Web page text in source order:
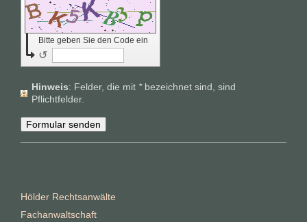
Bitte geben Sie den Code ein
↺
Hinweis : Felder, die mit *bezeichnet sind, sind
Pflichtfelder.
Hölder Rechtsanwälte
Fachanwaltschaft